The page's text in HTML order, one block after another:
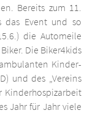
Bereits zum 11.
das Event und so
die Automeile
Die Biker4kids
Kinder-
und des „Vereins
Kinderhospizarbeit
Jahr für Jahr viele